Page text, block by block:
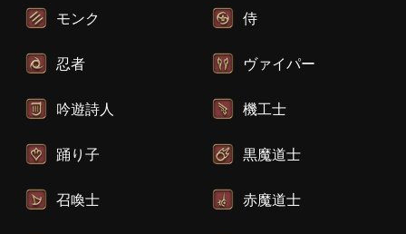
モンク 侍
忍者 ヴァイパー
吟遊詩人 機工士
踊り子 黒魔道士
召喚士 赤魔道士